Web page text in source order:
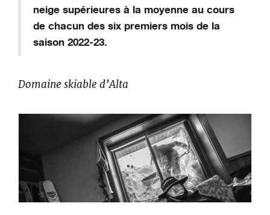
neige supérieures à la moyenne au cours
de chacun des six premiers mois de la
saison 2022-23.
Domaine skiable d’Alta